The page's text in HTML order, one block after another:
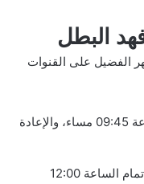
البطل
الفضيل على القنوات
يعرض على قناة ON في تمام الساعة 09:45 مساء، والإعادة
كما يعرض على قناة ON دراما في تمام الساعة 12:00